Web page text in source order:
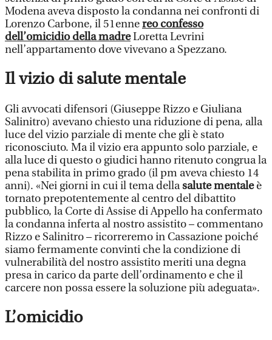
Modena aveva disposto la condanna nei confronti di
Lorenzo Carbone, il 51ennereo confesso
dell’omicidio della madreLoretta Levrini
nell’appartamento dove vivevano a Spezzano.
Il vizio di salute mentale
Gli avvocati difensori (Giuseppe Rizzo e Giuliana
Salinitro) avevano chiesto una riduzione di pena, alla
luce del vizio parziale di mente che gli è stato
riconosciuto. Ma il vizio era appunto solo parziale, e
alla luce di questo o giudici hanno ritenuto congrua la
pena stabilita in primo grado (il pm aveva chiesto 14
anni). «Nei giorni in cui il tema dellasalute mentaleè
tornato prepotentemente al centro del dibattito
pubblico, la Corte di Assise di Appello ha confermato
la condanna inferta al nostro assistito – commentano
Rizzo e Salinitro – ricorreremo in Cassazione poiché
siamo fermamente convinti che la condizione di
vulnerabilità del nostro assistito meriti una degna
presa in carico da parte dell’ordinamento e che il
carcere non possa essere la soluzione più adeguata».
L’omicidio